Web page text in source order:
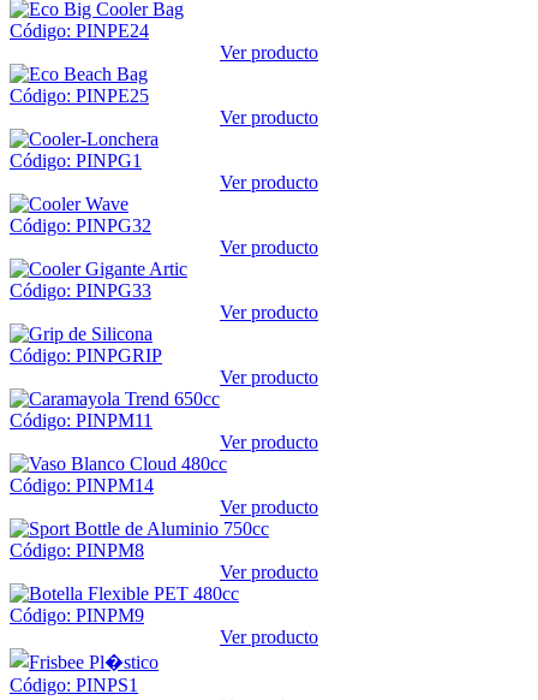
Código: PINPE24
Ver producto
Código: PINPE25
Ver producto
Código: PINPG1
Ver producto
Código: PINPG32
Ver producto
Código: PINPG33
Ver producto
Código: PINPGRIP
Ver producto
Código: PINPM11
Ver producto
Código: PINPM14
Ver producto
Código: PINPM8
Ver producto
Código: PINPM9
Ver producto
Código: PINPS1